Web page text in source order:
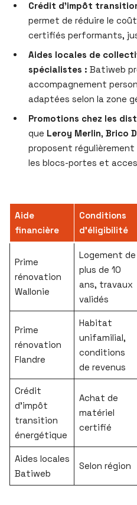
Crédit d’impôt
permet de réduire le
certifiés performants,
Aides locales de
spécialistes : Batiweb
accompagnement
adaptées selon la zone
Promotions chez les
que Leroy Merlin, Brico
proposent
les blocs-portes et
Aide
financière
Conditions
d’éligibilité
Prime
rénovation
Wallonie
Logement de
plus de 10
ans, travaux
validés
Prime
rénovation
Flandre
Habitat
unifamilial,
conditions
de revenus
Crédit
d’impôt
transition
énergétique
Achat de
matériel
certifié
Aides locales
Batiweb
Selon région